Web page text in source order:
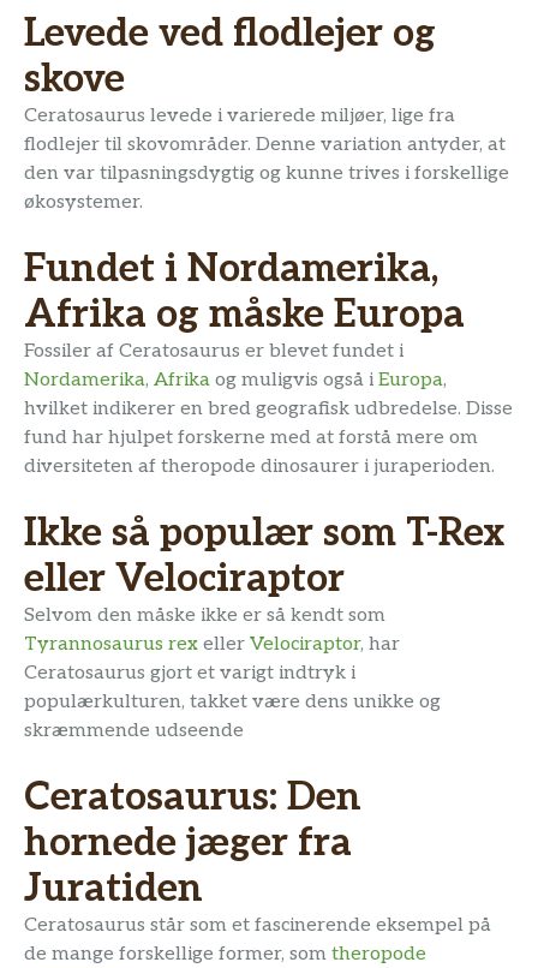
Levede ved flodlejer og
skove
Ceratosaurus levede i varierede miljøer, lige fra
flodlejer til skovområder. Denne variation antyder, at
den var tilpasningsdygtig og kunne trives i forskellige
økosystemer.
Fundet i Nordamerika,
Afrika og måske Europa
Fossiler af Ceratosaurus er blevet fundet i
Nordamerika, Afrika og muligvis også i Europa,
hvilket indikerer en bred geografisk udbredelse. Disse
fund har hjulpet forskerne med at forstå mere om
diversiteten af theropode dinosaurer i juraperioden.
Ikke så populær som T-Rex
eller Velociraptor
Selvom den måske ikke er så kendt som
Tyrannosaurus rex eller Velociraptor, har
Ceratosaurus gjort et varigt indtryk i
populærkulturen, takket være dens unikke og
skræmmende udseende
Ceratosaurus: Den
hornede jæger fra
Juratiden
Ceratosaurus står som et fascinerende eksempel på
de mange forskellige former, som theropode